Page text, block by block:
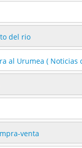
del rio
al Urumea ( Noticias
venta